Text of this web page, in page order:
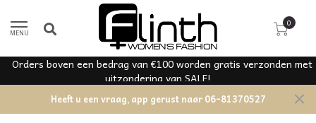
MENU
0
Orders boven een bedrag van €100 worden gratis verzonden met
uitzondering van SALE!
Heeft u een vraag, app gerust naar 06-81370527